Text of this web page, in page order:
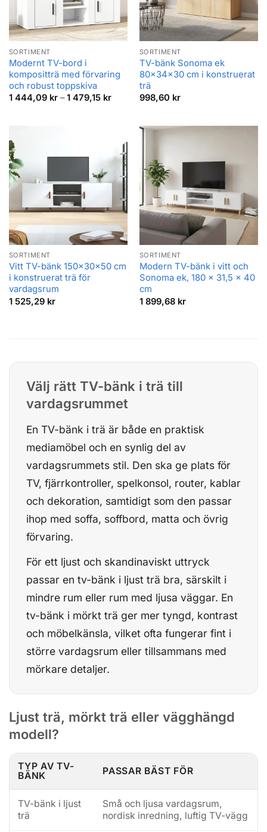
SORTIMENT
Modernt TV-bord i
kompositträ med förvaring
och robust toppskiva
1 444,09 kr – 1 479,15 krPrisintervall:
SORTIMENT
TV-bänk Sonoma ek
80x34x30 cm i konstruerat
trä
998,60 kr
SORTIMENT
Vitt TV-bänk 150x30x50 cm
i konstruerat trä för
vardagsrum
1 525,29 kr
SORTIMENT
Modern TV-bänk i vitt och
Sonoma ek, 180 x 31,5 x 40
cm
1 899,68 kr
Välj rätt TV-bänk i trä till
vardagsrummet
En TV-bänk i trä är både en praktisk
mediamöbel och en synlig del av
vardagsrummets stil. Den ska ge plats för
TV, fjärrkontroller, spelkonsol, router, kablar
och dekoration, samtidigt som den passar
ihop med soffa, soffbord, matta och övrig
förvaring.
För ett ljust och skandinaviskt uttryck
passar en tv-bänk i ljust trä bra, särskilt i
mindre rum eller rum med ljusa väggar. En
tv-bänk i mörkt trä ger mer tyngd, kontrast
och möbelkänsla, vilket ofta fungerar fint i
större vardagsrum eller tillsammans med
mörkare detaljer.
Ljust trä, mörkt trä eller vägghängd
modell?
TYP AV TV-
BÄNK
PASSAR BÄST FÖR
TV-bänk i ljust
trä
Små och ljusa vardagsrum,
nordisk inredning, luftig TV-vägg